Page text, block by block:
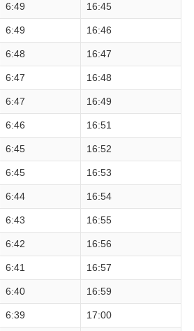
6:49 16:45
6:49 16:46
6:48 16:47
6:47 16:48
6:47 16:49
6:46 16:51
6:45 16:52
6:45 16:53
6:44 16:54
6:43 16:55
6:42 16:56
6:41 16:57
6:40 16:59
6:39 17:00